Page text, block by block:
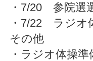
・7/20 参院選
・7/22 ラジオ
その他
・ラジオ体操